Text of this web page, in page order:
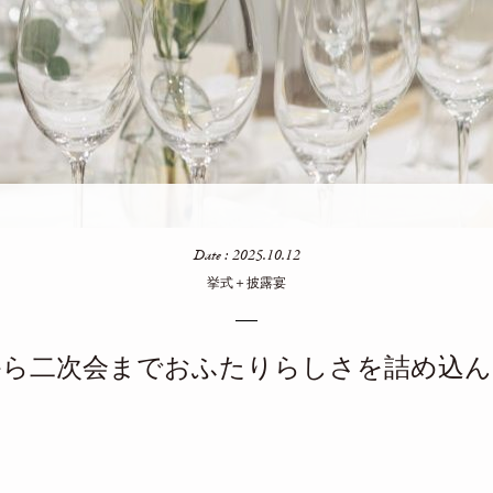
Date : 2025.10.12
挙式＋披露宴
二次会までおふたりらしさを詰め込